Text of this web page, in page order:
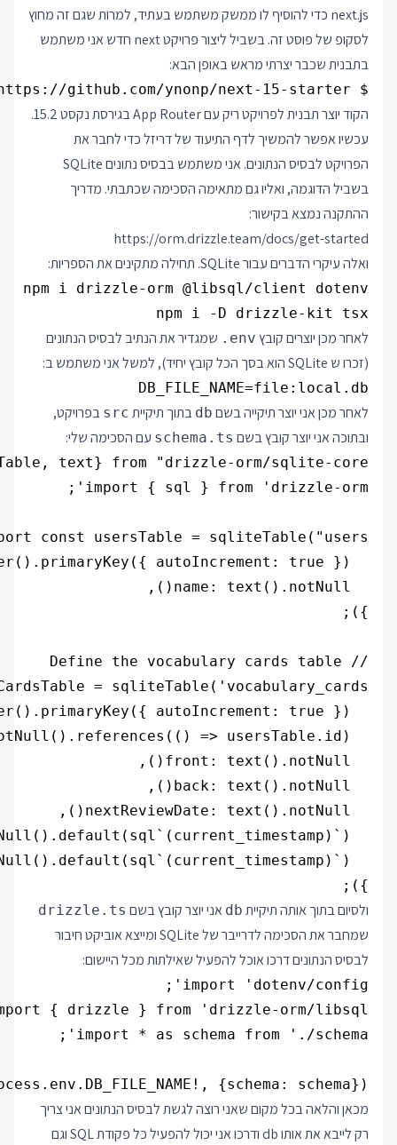
next.js כדי להוסיף לו ממשק משתמש בעתיד, למרות שגם זה מחוץ
לסקופ של פוסט זה. בשביל ליצור פרויקט next חדש אני משתמש
בתבנית שכבר יצרתי מראש באופן הבא:
$ npx create-next-app@latest . -e https://github.com/ynonp/next-15-starter
הקוד יוצר תבנית לפרויקט ריק עם App Router בגירסת נקסט 15.2.
עכשיו אפשר להמשיך לדף התיעוד של דריזל כדי לחבר את
הפרויקט לבסיס הנתונים. אני משתמש בבסיס נתונים SQLite
בשביל הדוגמה, ואליו גם מתאימה הסכימה שכתבתי. מדריך
ההתקנה נמצא בקישור:
https://orm.drizzle.team/docs/get-started
ואלה עיקרי הדברים עבור SQLite. תחילה מתקינים את הספריות:
npm i -D drizzle-kit tsx
לאחר מכן יוצרים קובץ .env שמגדיר את הנתיב לבסיס הנתונים
(זכרו ש SQLite הוא בסך הכל קובץ יחיד), למשל אני משתמש ב:
DB_FILE_NAME=file:local.db
לאחר מכן אני יוצר תיקייה בשם db בתוך תיקיית src בפרויקט,
ובתוכה אני יוצר קובץ בשם schema.ts עם הסכימה שלי:
});
ולסיום בתוך אותה תיקיית db אני יוצר קובץ בשם drizzle.ts
שמחבר את הסכימה לדרייבר של SQLite ומייצא אוביקט חיבור
לבסיס הנתונים דרכו אוכל להפעיל שאילתות מכל היישום:
{schema: schema});
מכאן והלאה בכל מקום שאני רוצה לגשת לבסיס הנתונים אני צריך
רק לייבא את אותו db ודרכו אני יכול להפעיל כל פקודת SQL וגם